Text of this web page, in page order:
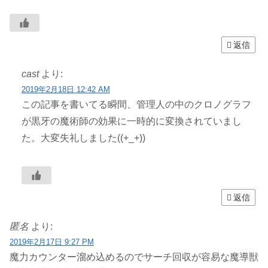
返信
cast より:
2019年2月18日 12:42 AM
この記事を書いてる瞬間、管理人の中のクロノグラフ
が黒牙の魔術師の効果に一時的に変換されていまし
た。大変失礼しました((+_+))
返信
匿名 より:
2019年2月17日 9:27 PM
魔力カウンター溜め込めるのでサーチ回収が容易な魔導獣